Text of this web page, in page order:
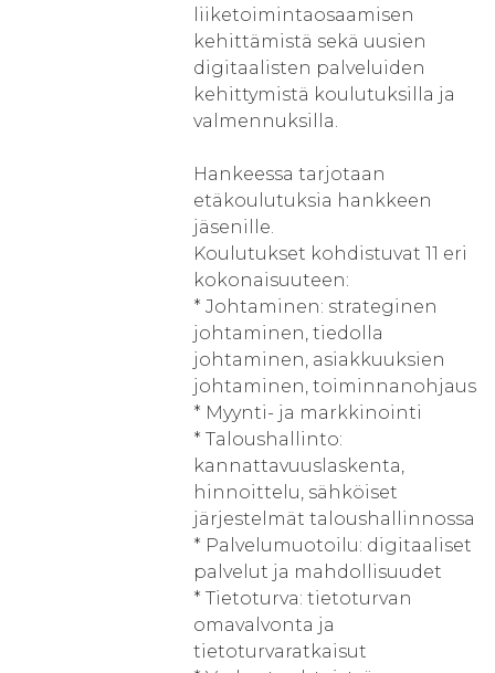
liiketoimintaosaamisen
kehittämistä sekä uusien
digitaalisten palveluiden
kehittymistä koulutuksilla ja
valmennuksilla.
Hankeessa tarjotaan
etäkoulutuksia hankkeen
jäsenille.
Koulutukset kohdistuvat 11 eri
kokonaisuuteen:
* Johtaminen: strateginen
johtaminen, tiedolla
johtaminen, asiakkuuksien
johtaminen, toiminnanohjaus
* Myynti- ja markkinointi
* Taloushallinto:
kannattavuuslaskenta,
hinnoittelu, sähköiset
järjestelmät taloushallinnossa
* Palvelumuotoilu: digitaaliset
palvelut ja mahdollisuudet
* Tietoturva: tietoturvan
omavalvonta ja
tietoturvaratkaisut